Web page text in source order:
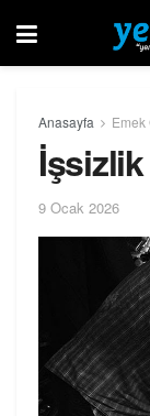
Anasayfa Emek
9 Ocak 2026